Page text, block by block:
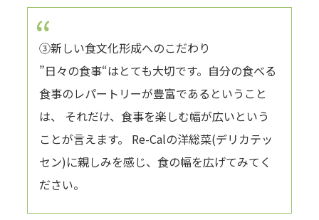
③新しい食文化形成へのこだわり
”日々の食事“はとても大切です。自分の食べる
食事のレパートリーが豊富であるということ
は、 それだけ、食事を楽しむ幅が広いという
ことが言えます。 Re-Calの洋総菜(デリカテッ
セン)に親しみを感じ、食の幅を広げてみてく
ださい。